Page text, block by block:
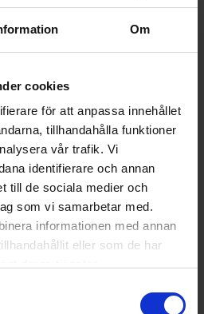
Om
cookies
för att anpassa innehållet
tillhandahålla funktioner
vår trafik. Vi
identifierare och annan
till de sociala medier och
som vi samarbetar med.
informationen med annan
eller som de har